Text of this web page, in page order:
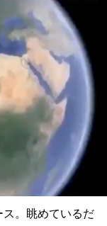
。眺めているだ